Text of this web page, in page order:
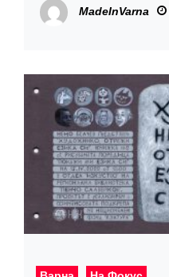
MadeInVarna